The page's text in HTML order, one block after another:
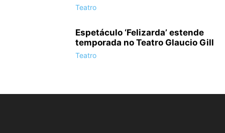
Teatro
Espetáculo ‘Felizarda’ estende
temporada no Teatro Glaucio Gill
Teatro